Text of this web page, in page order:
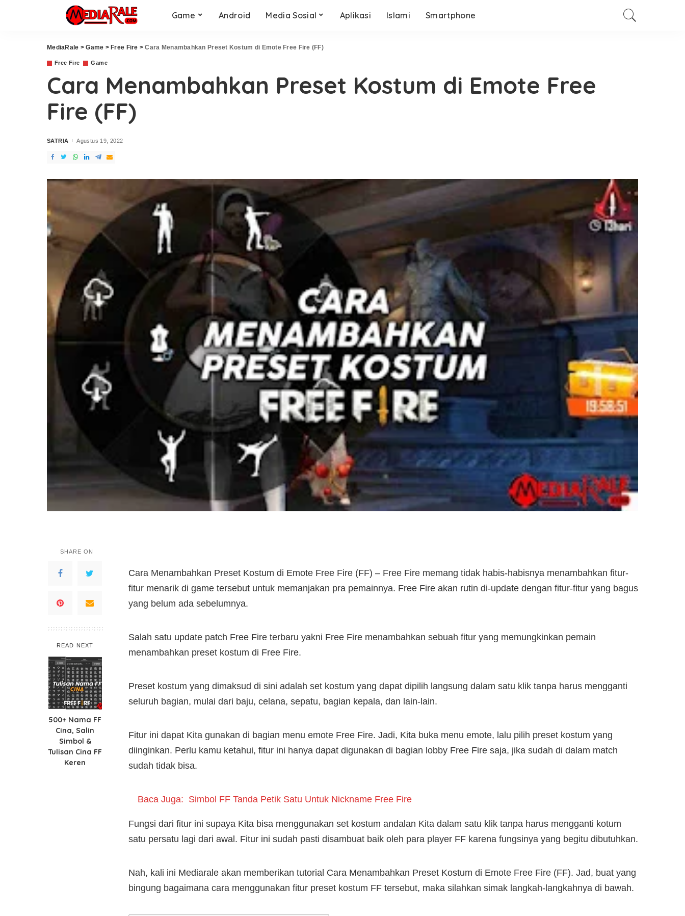
Game Android Media Sosial Aplikasi Islami Smartphone
MediaRale >Game > Free Fire >Cara Menambahkan Preset Kostum di Emote Free Fire (FF)
Free Fire Game
Cara Menambahkan Preset Kostum di Emote Free
Fire (FF)
Posted
SATRIA Agustus 19, 2022
SHARE ON
READ NEXT
500+ Nama FF
Cina, Salin
Simbol &
Tulisan Cina FF
Keren
Cara Menambahkan Preset Kostum di Emote Free Fire (FF) – Free Fire memang tidak habis-habisnya menambahkan fitur-
fitur menarik di game tersebut untuk memanjakan pra pemainnya. Free Fire akan rutin di-update dengan fitur-fitur yang bagus
yang belum ada sebelumnya.
Salah satu update patch Free Fire terbaru yakni Free Fire menambahkan sebuah fitur yang memungkinkan pemain
menambahkan preset kostum di Free Fire.
Preset kostum yang dimaksud di sini adalah set kostum yang dapat dipilih langsung dalam satu klik tanpa harus mengganti
seluruh bagian, mulai dari baju, celana, sepatu, bagian kepala, dan lain-lain.
Fitur ini dapat Kita gunakan di bagian menu emote Free Fire. Jadi, Kita buka menu emote, lalu pilih preset kostum yang
diinginkan. Perlu kamu ketahui, fitur ini hanya dapat digunakan di bagian lobby Free Fire saja, jika sudah di dalam match
sudah tidak bisa.
Baca Juga: Simbol FF Tanda Petik Satu Untuk Nickname Free Fire
Fungsi dari fitur ini supaya Kita bisa menggunakan set kostum andalan Kita dalam satu klik tanpa harus mengganti kotum
satu persatu lagi dari awal. Fitur ini sudah pasti disambuat baik oleh para player FF karena fungsinya yang begitu dibutuhkan.
Nah, kali ini Mediarale akan memberikan tutorial Cara Menambahkan Preset Kostum di Emote Free Fire (FF). Jad, buat yang
bingung bagaimana cara menggunakan fitur preset kostum FF tersebut, maka silahkan simak langkah-langkahnya di bawah.